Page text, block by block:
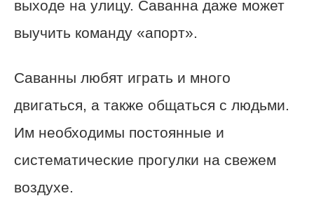
выходе на улицу. Саванна даже может
выучить команду «апорт».
Саванны любят играть и много
двигаться, а также общаться с людьми.
Им необходимы постоянные и
систематические прогулки на свежем
воздухе.